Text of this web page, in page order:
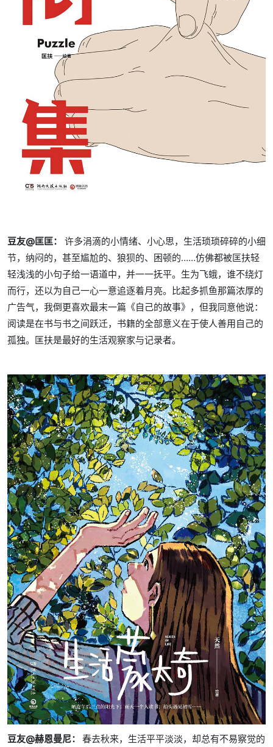
豆友@匡匡：
许多涓滴的小情绪、小心思，生活琐琐碎碎的小细
节，纳闷的，甚至尴尬的、狼狈的、困顿的……仿佛都被匡扶轻
轻浅浅的小句子给一语道中，并一一抚平。生为飞蛾，谁不绕灯
而行，还以为自己一心一意追逐着月亮。比起多抓鱼那篇浓厚的
广告气，我倒更喜欢最末一篇《自己的故事》，但我同意他说：
阅读是在书与书之间跃迁，书籍的全部意义在于使人善用自己的
孤独。匡扶是最好的生活观察家与记录者。
豆友@赫恩曼尼： 春去秋来，生活平平淡淡，却总有不易察觉的